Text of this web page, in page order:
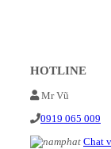
HOTLINE
Mr Vũ
0919 065 009
Chat